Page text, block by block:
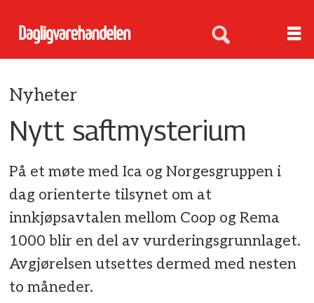
Nyheter
Nytt saftmysterium
På et møte med Ica og Norgesgruppen i
dag orienterte tilsynet om at
innkjøpsavtalen mellom Coop og Rema
1000 blir en del av vurderingsgrunnlaget.
Avgjørelsen utsettes dermed med nesten
to måneder.